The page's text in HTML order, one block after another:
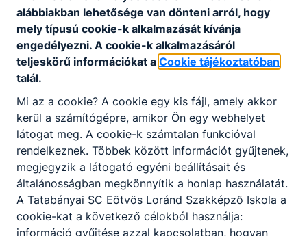
Tevékenységre, működésre vonatkozó adatok
SZERVEZETI ÉS MŰKÖDÉSI SZABÁLYZAT 2020
HÁZIREND
Letöltés
MINŐSÉGIRÁNYÍTÁSI RENDSZER
Letöltés
ALAPÍTÓ OKIRAT
alábbiakban lehetősége van dönteni arról, hogy
mely típusú cookie-k alkalmazását kívánja
engedélyezni. A cookie-k alkalmazásáról
teljeskörű információkat a Cookie tájékoztatóban
talál.
Mi az a cookie? A cookie egy kis fájl, amely akkor
kerül a számítógépre, amikor Ön egy webhelyet
látogat meg. A cookie-k számtalan funkcióval
rendelkeznek. Többek között információt gyűjtenek,
megjegyzik a látogató egyéni beállításait és
általánosságban megkönnyítik a honlap használatát.
A Tatabányai SC Eötvös Loránd Szakképző Iskola a
cookie-kat a következő célokból használja:
információ gyűjtése azzal kapcsolatban, hogyan